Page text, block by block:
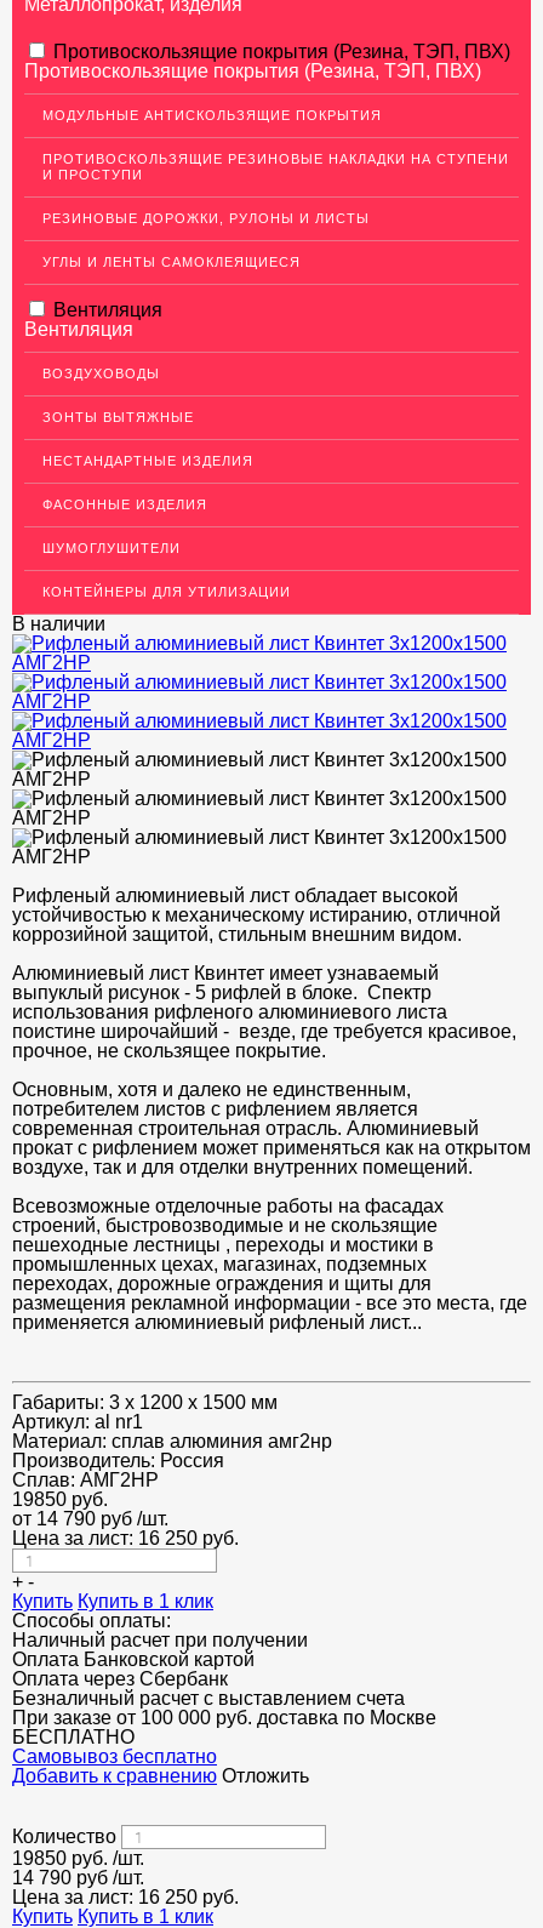
Металлопрокат, изделия
АЛЮМИНИЕВЫЙ ПРОКАТ
Перфорированный лист
Алюминиевые листы
Гладкие алюминиевые листы
Рифленые алюминиевые листы
Алюминиевые профили
Алюминиевые трубы
Профиль для гипсокартона, МДФ, панелей
ЭЛЕКТРОДЫ
ДЕКОРАТИВНЫЙ УГОЛОК
МЕТАЛЛИЧЕСКИЕ ПОРОГИ НАПОЛЬНЫЕ (ДЛЯ ПОЛА),
РАСКЛАДКА, ПЛИНТУС
ПОТОЛКИ
АКЦИИ
НЕДОРОГОЙ МЕТАЛЛОПРОКАТ
Противоскользящие покрытия (Резина, ТЭП, ПВХ)
Противоскользящие покрытия (Резина, ТЭП, ПВХ)
МОДУЛЬНЫЕ АНТИСКОЛЬЗЯЩИЕ ПОКРЫТИЯ
ПРОТИВОСКОЛЬЗЯЩИЕ РЕЗИНОВЫЕ НАКЛАДКИ НА СТУПЕНИ
И ПРОСТУПИ
РЕЗИНОВЫЕ ДОРОЖКИ, РУЛОНЫ И ЛИСТЫ
УГЛЫ И ЛЕНТЫ САМОКЛЕЯЩИЕСЯ
Вентиляция
Вентиляция
ВОЗДУХОВОДЫ
ЗОНТЫ ВЫТЯЖНЫЕ
НЕСТАНДАРТНЫЕ ИЗДЕЛИЯ
ФАСОННЫЕ ИЗДЕЛИЯ
ШУМОГЛУШИТЕЛИ
КОНТЕЙНЕРЫ ДЛЯ УТИЛИЗАЦИИ
В наличии
Рифленый алюминиевый лист обладает высокой
устойчивостью к механическому истиранию, отличной
коррозийной защитой, стильным внешним видом.
Алюминиевый лист Квинтет имеет узнаваемый
выпуклый рисунок - 5 рифлей в блоке. Спектр
использования рифленого алюминиевого листа
поистине широчайший - везде, где требуется красивое,
прочное, не скользящее покрытие.
Основным, хотя и далеко не единственным,
потребителем листов с рифлением является
современная строительная отрасль. Алюминиевый
прокат с рифлением может применяться как на открытом
воздухе, так и для отделки внутренних помещений.
Всевозможные отделочные работы на фасадах
строений, быстровозводимые и не скользящие
пешеходные лестницы , переходы и мостики в
промышленных цехах, магазинах, подземных
переходах, дорожные ограждения и щиты для
размещения рекламной информации - все это места, где
применяется алюминиевый рифленый лист...
Габариты: 3 х 1200 х 1500 мм
Артикул: al nr1
Материал: сплав алюминия амг2нр
Производитель: Россия
Сплав: АМГ2НР
19850 руб.
от 14 790 руб /шт.
Цена за лист: 16 250 руб.
+ -
Купить Купить в 1 клик
Способы оплаты:
Наличный расчет при получении
Оплата Банковской картой
Оплата через Сбербанк
Безналичный расчет с выставлением счета
При заказе от 100 000 руб. доставка по Москве
БЕСПЛАТНО
Cамовывоз бесплатно
Добавить к сравнению Отложить
Количество
19850 руб. /шт.
14 790 руб /шт.
Цена за лист: 16 250 руб.
Купить Купить в 1 клик